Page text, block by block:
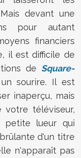
devant une
pour autant
financiers
il est difficile de
de Square-
sourire. Il est
inaperçu, mais
téléviseur,
petite lueur qui
d'un titre
n'apparaît pas